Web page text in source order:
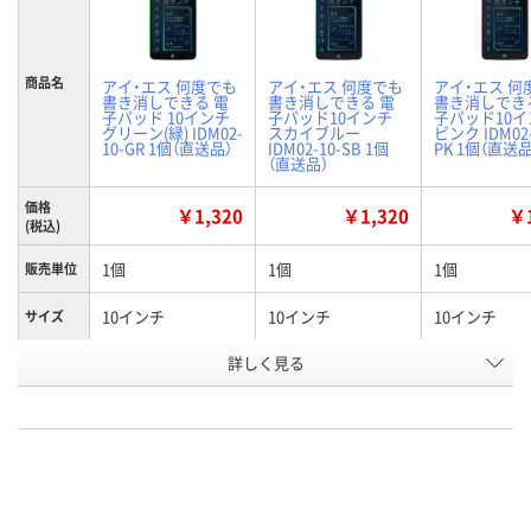
商品名 アイ・エス 何度でも
書き消しできる 電
子パッド 10インチ
グリーン(緑) IDM02-
10-GR 1個（直送品）
アイ・エス 何度でも
書き消しできる 電
子パッド10インチ
スカイブルー
IDM02-10-SB 1個
（直送品）
アイ・エス 何
書き消しでき
子パッド10
ピンク
PK 1個（直送
価格
(税込)
￥1,320 ￥1,320
販売単位 1個 1個 1個
サイズ 10インチ 10インチ 10インチ
スカイブルー
号
詳しく見る